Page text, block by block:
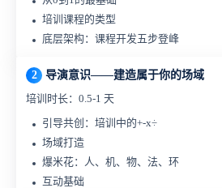
培训课程的类型
底层架构：课程开发五步登峰
2
导演意识——建造属于你的场域
培训时长：0.5-1 天
引导共创：培训中的+-x÷
场域打造
爆米花：人、机、物、法、环
互动基础